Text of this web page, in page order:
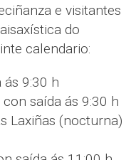
e visitantes
do
calendario:
9:30 h
saída ás 9:30 h
Laxiñas (nocturna)